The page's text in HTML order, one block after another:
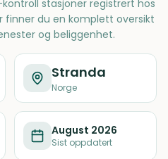
stasjoner registrert hos
finner du en komplett oversikt
og beliggenhet.
Stranda
Norge
August 2026
Sist oppdatert